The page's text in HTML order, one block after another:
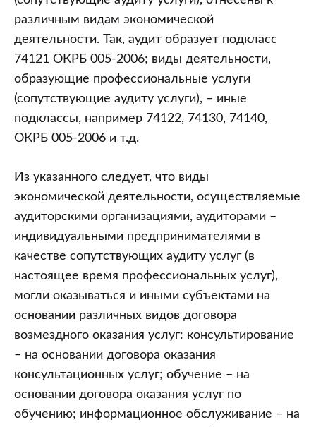
различным видам экономической
деятельности. Так, аудит образует подкласс
74121 ОКРБ 005-2006; виды деятельности,
образующие профессиональные услуги
(сопутствующие аудиту услуги), – иные
подклассы, например 74122, 74130, 74140,
ОКРБ 005-2006 и т.д.
Из указанного следует, что виды
экономической деятельности, осуществляемые
аудиторскими организациями, аудиторами –
индивидуальными предпринимателями в
качестве сопутствующих аудиту услуг (в
настоящее время профессиональных услуг),
могли оказываться и иными субъектами на
основании различных видов договора
возмездного оказания услуг: консультирование
– на основании договора оказания
консультационных услуг; обучение – на
основании договора оказания услуг по
обучению; информационное обслуживание – на